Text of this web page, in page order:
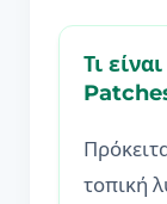
Τι
τοπική